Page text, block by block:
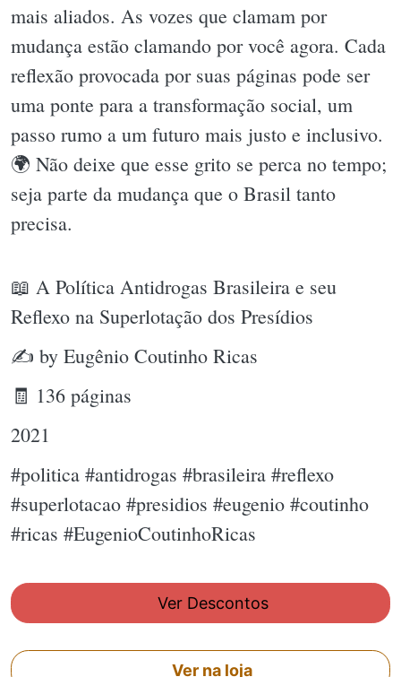
mais aliados. As vozes que clamam por
mudança estão clamando por você agora. Cada
reflexão provocada por suas páginas pode ser
uma ponte para a transformação social, um
passo rumo a um futuro mais justo e inclusivo.
🌍 Não deixe que esse grito se perca no tempo;
seja parte da mudança que o Brasil tanto
precisa.
📖 A Política Antidrogas Brasileira e seu
Reflexo na Superlotação dos Presídios
✍ by Eugênio Coutinho Ricas
🧾 136 páginas
2021
#politica #antidrogas #brasileira #reflexo
#superlotacao #presidios #eugenio #coutinho
#ricas #EugenioCoutinhoRicas
Ver Descontos
Ver na loja